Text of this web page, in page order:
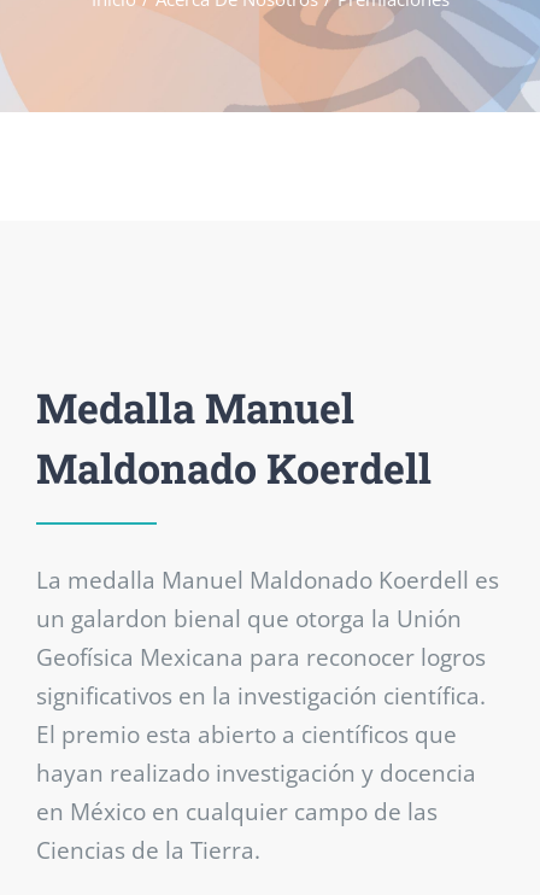
Medalla Manuel
Maldonado Koerdell
La medalla Manuel Maldonado Koerdell es
un galardon bienal que otorga la Unión
Geofísica Mexicana para reconocer logros
significativos en la investigación científica.
El premio esta abierto a científicos que
hayan realizado investigación y docencia
en México en cualquier campo de las
Ciencias de la Tierra.